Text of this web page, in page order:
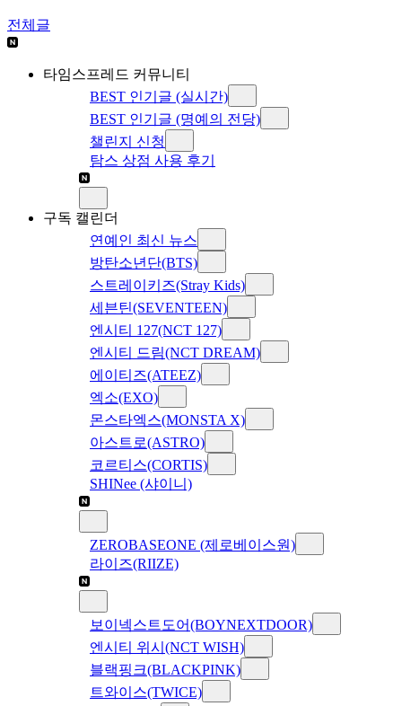
전체글
타임스프레드 커뮤니티
BEST 인기글 (실시간)
BEST 인기글 (명예의 전당)
챌린지 신청
탐스 상점 사용 후기
구독 캘린더
연예인 최신 뉴스
방탄소년단(BTS)
스트레이키즈(Stray Kids)
세븐틴(SEVENTEEN)
엔시티 127(NCT 127)
엔시티 드림(NCT DREAM)
에이티즈(ATEEZ)
엑소(EXO)
몬스타엑스(MONSTA X)
아스트로(ASTRO)
코르티스(CORTIS)
SHINee (샤이니)
ZEROBASEONE (제로베이스원)
라이즈(RIIZE)
보이넥스트도어(BOYNEXTDOOR)
엔시티 위시(NCT WISH)
블랙핑크(BLACKPINK)
트와이스(TWICE)